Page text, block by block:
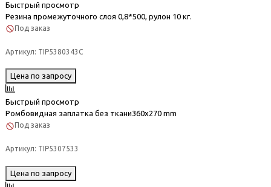
Быстрый просмотр
Резина промежуточного слоя 0,8*500, рулон 10 кг.
Под заказ
Артикул: TIP5380343C
Цена по запросу
Быстрый просмотр
Ромбовидная заплатка без ткани360x270 mm
Под заказ
Артикул: TIP5307533
Цена по запросу